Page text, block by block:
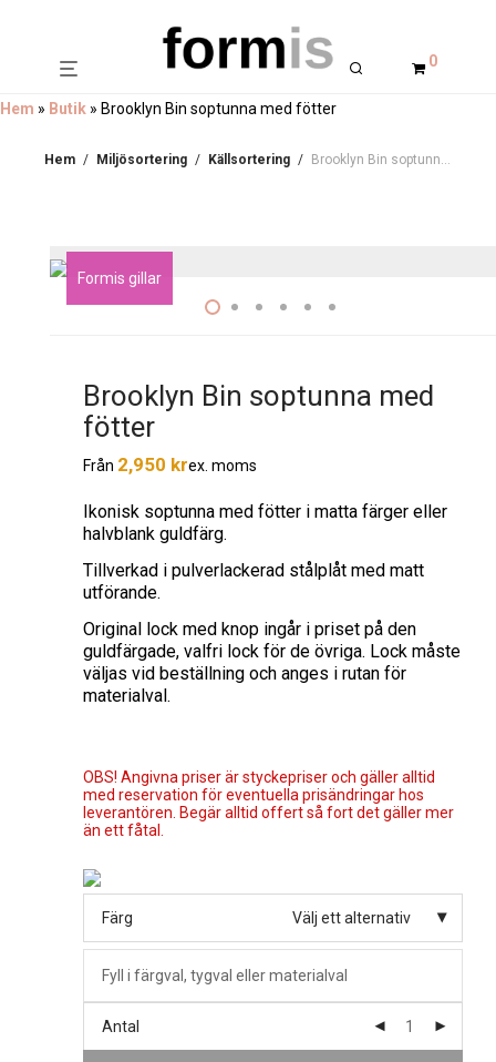
0
Hem » Butik » Brooklyn Bin soptunna med fötter
Hem / Miljösortering / Källsortering / Brooklyn Bin soptunna med fötter
Brooklyn Bin soptunna med
fötter
Från 2,950 krex. moms
Ikonisk soptunna med fötter i matta färger eller
halvblank guldfärg.
Tillverkad i pulverlackerad stålplåt med matt
utförande.
Original lock med knop ingår i priset på den
guldfärgade, valfri lock för de övriga. Lock måste
väljas vid beställning och anges i rutan för
materialval.
OBS! Angivna priser är styckepriser och gäller alltid
med reservation för eventuella prisändringar hos
leverantören. Begär alltid offert så fort det gäller mer
än ett fåtal.
Formis gillar
Färg Välj ett alternativ
Antal